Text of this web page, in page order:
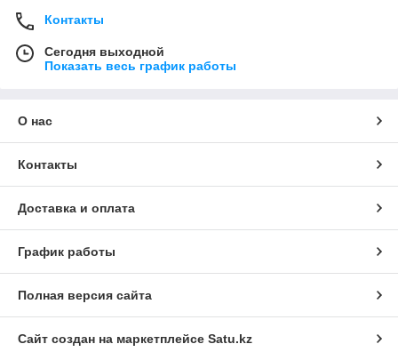
Контакты
Сегодня выходной
Показать весь график работы
О нас
Контакты
Доставка и оплата
График работы
Полная версия сайта
Сайт создан на маркетплейсе Satu.kz